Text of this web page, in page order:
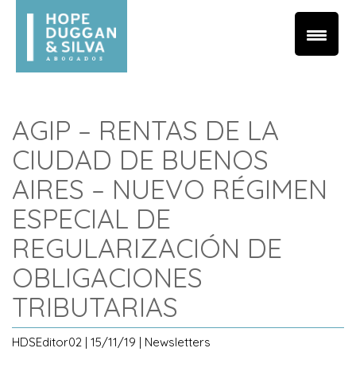
AGIP – RENTAS DE LA
CIUDAD DE BUENOS
AIRES – NUEVO RÉGIMEN
ESPECIAL DE
REGULARIZACIÓN DE
OBLIGACIONES
TRIBUTARIAS
HDSEditor02 | 15/11/19 | Newsletters